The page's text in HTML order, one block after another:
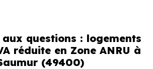
neuf à Saumur
aux questions : logements
réduite en Zone ANRU à
(49400)